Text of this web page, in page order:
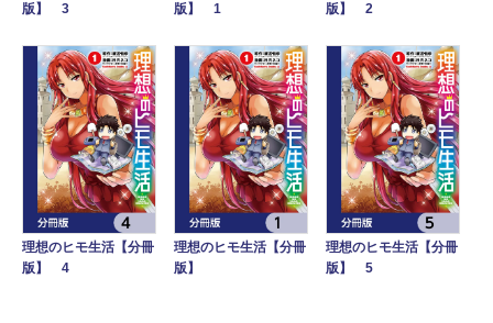
版】 3
版】 1
版】 2
理想のヒモ生活【分冊
版】 4
理想のヒモ生活【分冊
版】
理想のヒモ生活【分冊
版】 5